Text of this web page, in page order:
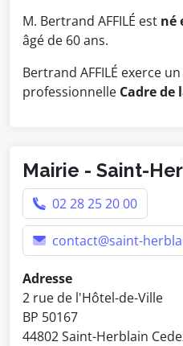
M. Bertrand AFFILÉ est né
âgé de 60 ans.
Bertrand AFFILÉ exerce
professionnelle Cadre
Mairie - Saint-
02 28 25 20 00
contact@saint-
Adresse
2 rue de l'Hôtel-de-Ville
BP 50167
44802 Saint-Herblain